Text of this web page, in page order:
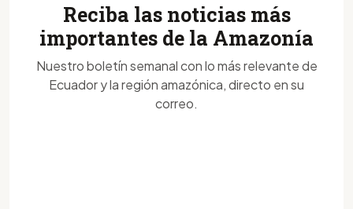
Reciba las noticias más
importantes de la Amazonía
Nuestro boletín semanal con lo más relevante de
Ecuador y la región amazónica, directo en su
correo.